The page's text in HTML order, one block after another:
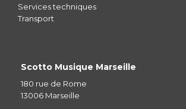
Services techniques
Transport
Scotto Musique Marseille
180 rue de Rome
13006 Marseille